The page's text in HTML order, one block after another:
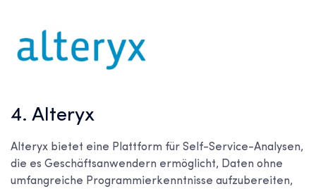
4. Alteryx
Alteryx bietet eine Plattform für Self-Service-Analysen,
die es Geschäftsanwendern ermöglicht, Daten ohne
umfangreiche Programmierkenntnisse aufzubereiten,